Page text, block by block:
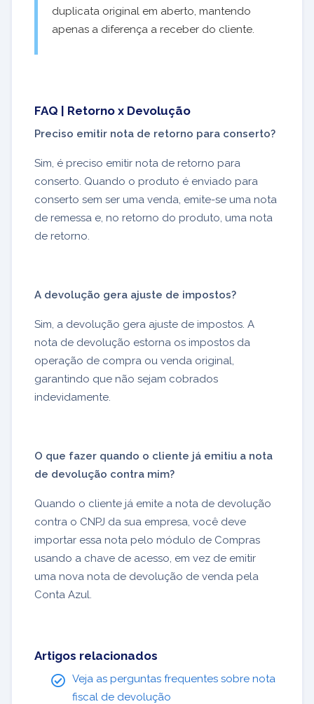
duplicata original em aberto, mantendo
apenas a diferença a receber do cliente.
FAQ | Retorno x Devolução
Preciso emitir nota de retorno para conserto?
Sim, é preciso emitir nota de retorno para
conserto. Quando o produto é enviado para
conserto sem ser uma venda, emite-se uma nota
de remessa e, no retorno do produto, uma nota
de retorno.
A devolução gera ajuste de impostos?
Sim, a devolução gera ajuste de impostos. A
nota de devolução estorna os impostos da
operação de compra ou venda original,
garantindo que não sejam cobrados
indevidamente.
O que fazer quando o cliente já emitiu a nota
de devolução contra mim?
Quando o cliente já emite a nota de devolução
contra o CNPJ da sua empresa, você deve
importar essa nota pelo módulo de Compras
usando a chave de acesso, em vez de emitir
uma nova nota de devolução de venda pela
Conta Azul.
Artigos relacionados
Veja as perguntas frequentes sobre nota
fiscal de devolução